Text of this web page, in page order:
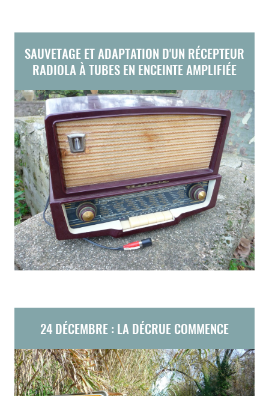
SAUVETAGE ET ADAPTATION D'UN RÉCEPTEUR
RADIOLA À TUBES EN ENCEINTE AMPLIFIÉE
24 DÉCEMBRE : LA DÉCRUE COMMENCE